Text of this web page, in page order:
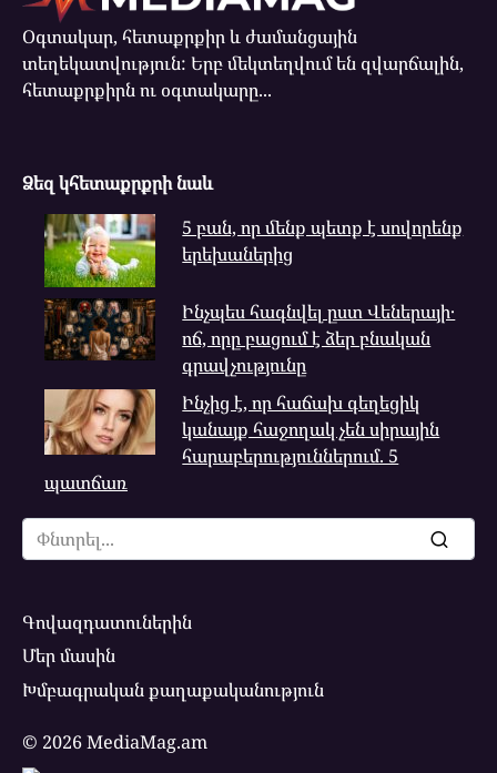
Օգտակար, հետաքրքիր և ժամանցային
տեղեկատվություն: Երբ մեկտեղվում են զվարճալին,
հետաքրքիրն ու օգտակարը...
Ձեզ կհետաքրքրի նաև
5 բան, որ մենք պետք է սովորենք
երեխաներից
Ինչպես հագնվել ըստ Վեներայի․
ոճ, որը բացում է ձեր բնական
գրավչությունը
Ինչից է, որ հաճախ գեղեցիկ
կանայք հաջողակ չեն սիրային
հարաբերություններում. 5
պատճառ
Search
for:
Գովազդատուներին
Մեր մասին
Խմբագրական քաղաքականություն
© 2026 MediaMag.am